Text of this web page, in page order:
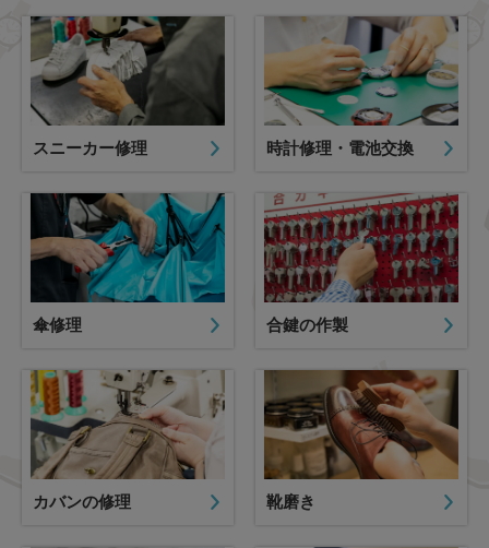
スニーカー修理 時計修理・電池交換
傘修理 合鍵の作製
カバンの修理 靴磨き